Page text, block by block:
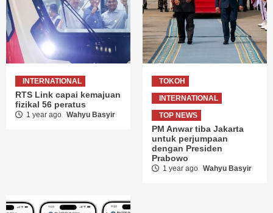
INTERNATIONAL
RTS Link capai kemajuan
fizikal 56 peratus
1 year ago Wahyu Basyir
TOKOH
INTERNATIONAL
TOP NEWS
PM Anwar tiba Jakarta
untuk perjumpaan
dengan Presiden
Prabowo
1 year ago Wahyu Basyir